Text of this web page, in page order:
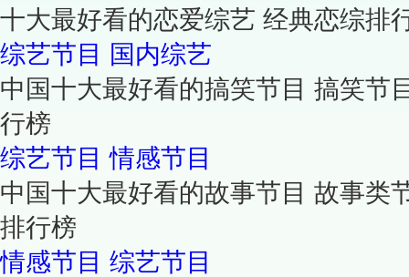
十大最好看的恋爱综艺 经典恋综排
综艺节目
国内综艺
中国十大最好看的搞笑节目 搞笑节
行榜
综艺节目 情感节目
中国十大最好看的故事节目 故事类
排行榜
情感节目 综艺节目